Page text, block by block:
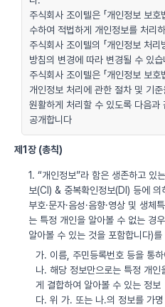
주식회사 조이텔은 「개인정보 보
수하여 적법하게 개인정보를 처리
주식회사 조이텔의 「개인정보 처
방침의 변경에 따라 변경될 수 있습
주식회사 조이텔은 「개인정보 보
개인정보 처리에 관한 절차 및 기
원활하게 처리할 수 있도록 다음과
공개합니다
제1장 (총칙)
1. “개인정보”라 함은 생존하고 있
보(CI) & 중복확인정보(DI) 등에
부호·문자·음성·음향·영상 및 생
는 특정 개인을 알아볼 수 없는 경
알아볼 수 있는 것을 포함합니다)를
가. 이름, 주민등록번호 등을 통
나. 해당 정보만으로는 특정 개
게 결합하여 알아볼 수 있는 정보
다. 위 가. 또는 나.의 정보를 가